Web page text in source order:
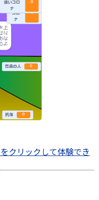
クリックして体験でき